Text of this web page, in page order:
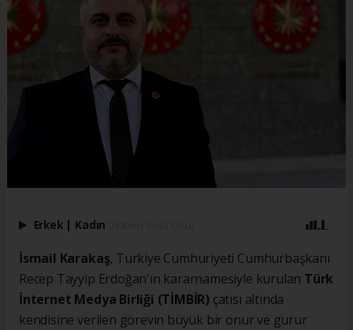
Erkek | Kadın
İsmail Karakaş, Türkiye Cumhuriyeti Cumhurbaşkanı
Recep Tayyip Erdoğan'ın kararnamesiyle kurulan Türk
İnternet Medya Birliği (TİMBİR) çatısı altında
kendisine verilen görevin büyük bir onur ve gurur